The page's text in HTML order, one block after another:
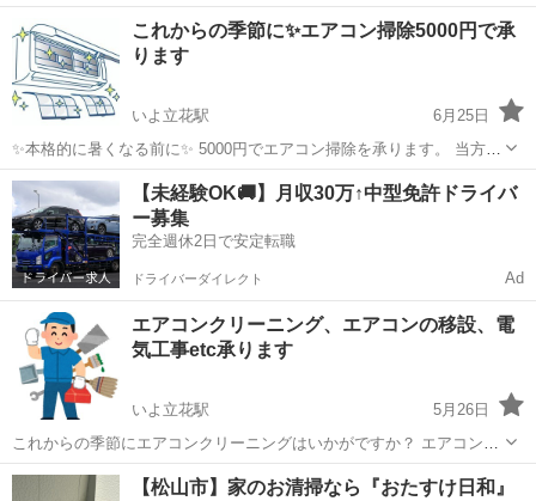
ｰﾝ)と申します｡ 某サイトにて口コミで高評価を頂いております。 沢山
のカテゴリはホームページにて http://re-clean.net/...
松山駅 エアコン掃除 タイプ
これからの季節に✨️エアコン掃除5000円で承
ります
いよ立花駅
6月25日
✨️本格的に暑くなる前に✨️ 5000円でエアコン掃除を承ります。 当方、
電気工事業者の登録済です。 ご不明な点はお気軽にお問い合わせくだ
さい。
愛媛 松山市 いよ立花駅 エアコン掃除
【未経験OK🚚】月収30万↑中型免許ドライバ
ー募集
完全週休2日で安定転職
ドライバーダイレクト Ad
エアコンクリーニング、エアコンの移設、電
気工事etc承ります
いよ立花駅
5月26日
これからの季節にエアコンクリーニングはいかがですか？ エアコンの
移設、電気工事、リフォーム(要相談)etc…いろいろ承ります。 電気工
事業者の登録済みです。 🆓お見積もり無料🆓 詳しくはお気軽にお問い
愛媛 松山市 いよ立花駅 エアコン掃除 無料
【松山市】家のお清掃なら『おたすけ日和』